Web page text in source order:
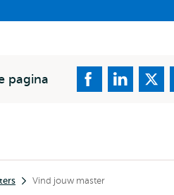
pagina
Culture and Communication
Vind jouw master